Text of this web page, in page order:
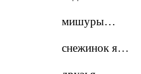
мишуры…
снежинок я…
Одну